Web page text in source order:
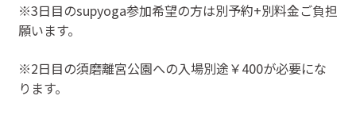
※3日目のsupyoga参加希望の方は別予約+別料金ご負担
願います。
※2日目の須磨離宮公園への入場別途￥400が必要にな
ります。